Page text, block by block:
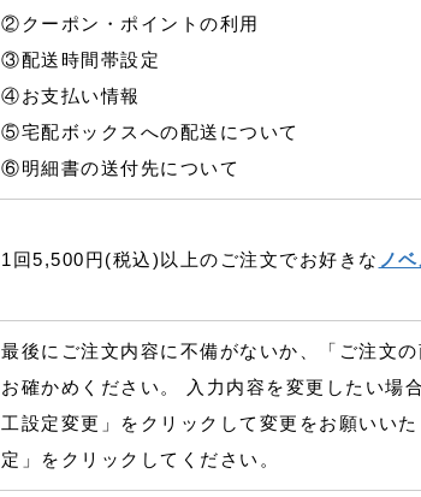
②クーポン・ポイントの利用
③配送時間帯設定
④お支払い情報
⑤宅配ボックスへの配送について
⑥明細書の送付先について
1回5,500円(税込)以上のご注文でお好きな ノ
最後にご注文内容に不備がないか、「ご注文
お確かめください。 入力内容を変更したい
工設定変更」をクリックして変更をお願いい
定」をクリックしてください。